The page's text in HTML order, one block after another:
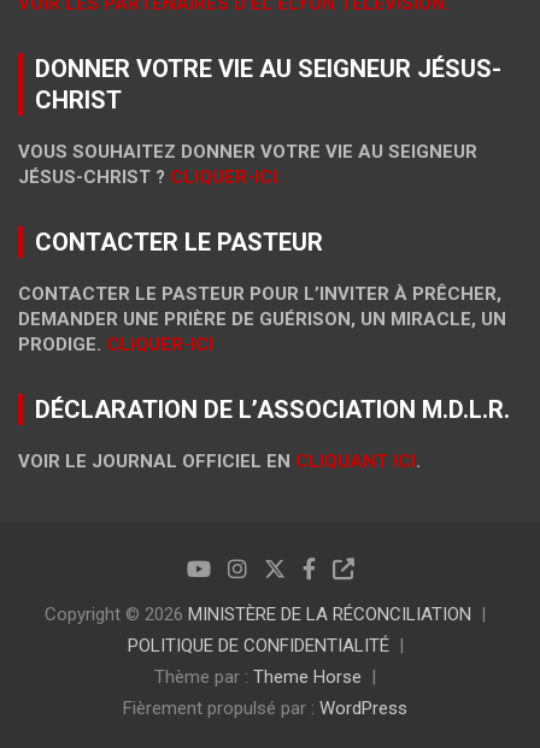
DONNER VOTRE VIE AU SEIGNEUR JÉSUS-
CHRIST
VOUS SOUHAITEZ DONNER VOTRE VIE AU SEIGNEUR
JÉSUS-CHRIST ? CLIQUER-ICI.
CONTACTER LE PASTEUR
CONTACTER LE PASTEUR POUR L’INVITER À PRÊCHER,
DEMANDER UNE PRIÈRE DE GUÉRISON, UN MIRACLE, UN
PRODIGE. CLIQUER-ICI
DÉCLARATION DE L’ASSOCIATION M.D.L.R.
VOIR LE JOURNAL OFFICIEL EN CLIQUANT ICI .
Copyright © 2026 MINISTÈRE DE LA RÉCONCILIATION
POLITIQUE DE CONFIDENTIALITÉ
Thème par : Theme Horse
Fièrement propulsé par : WordPress